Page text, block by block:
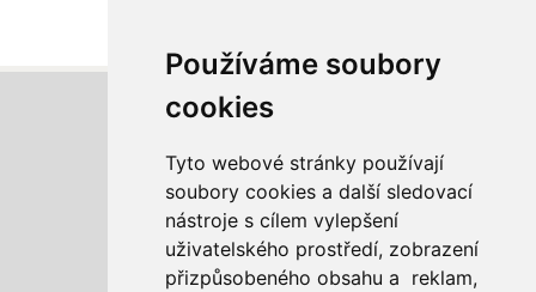
Používáme soubory
cookies
Tyto webové stránky používají
soubory cookies a další sledovací
nástroje s cílem vylepšení
uživatelského prostředí, zobrazení
přizpůsobeného obsahu a reklam,
COOP Dvůr Králové n.L., družstvo
544 01 Dvůr Králové nad Labem